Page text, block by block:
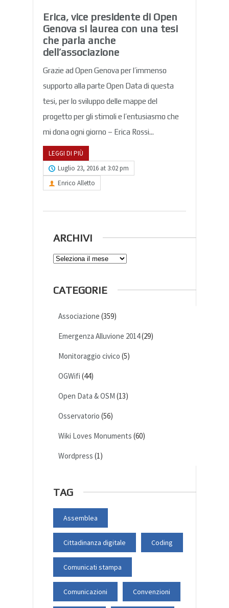
Erica, vice presidente di Open
Genova si laurea con una tesi
che parla anche
dell’associazione
Grazie ad Open Genova per l’immenso
supporto alla parte Open Data di questa
tesi, per lo sviluppo delle mappe del
progetto per gli stimoli e l’entusiasmo che
mi dona ogni giorno – Erica Rossi...
LEGGI DI PIÙ
Luglio 23, 2016 at 3:02 pm
Enrico Alletto
ARCHIVI
Archivi
CATEGORIE
Associazione (359)
Emergenza Alluvione 2014(29)
Monitoraggio civico (5)
OGWifi (44)
Open Data & OSM (13)
Osservatorio (56)
Wiki Loves Monuments (60)
Wordpress (1)
TAG
Assemblea
Cittadinanza digitale Coding
Comunicati stampa
Comunicazioni Convenzioni